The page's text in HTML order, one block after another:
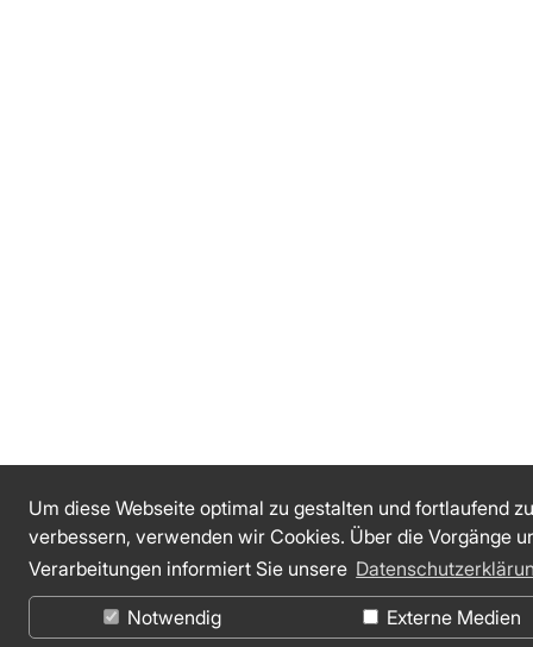
Um diese Webseite optimal zu gestalten und fortlaufend zu
verbessern, verwenden wir Cookies. Über die Vorgänge
Verarbeitungen informiert Sie unsere
Notwendig Externe Medien